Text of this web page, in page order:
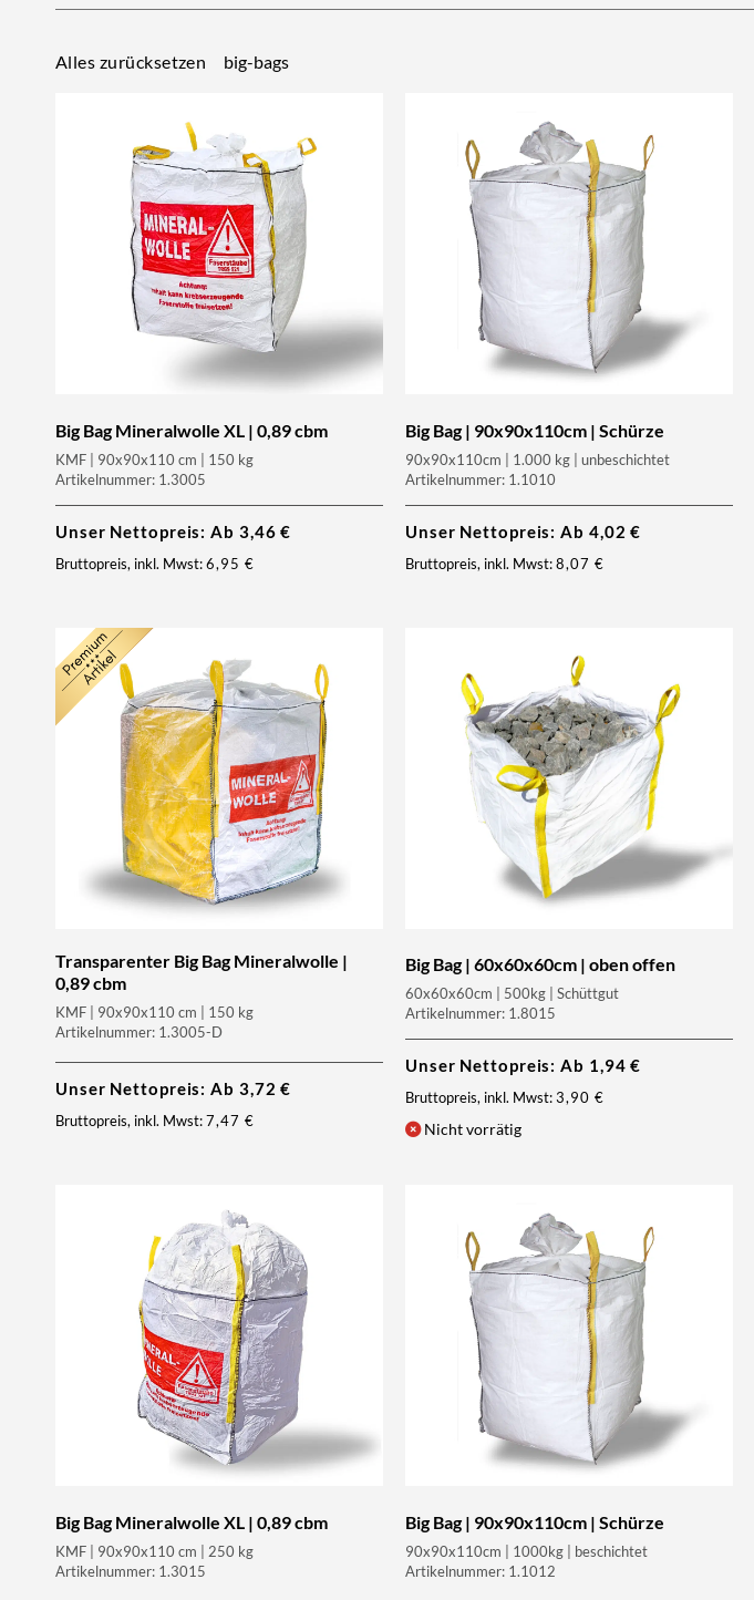
Alles zurücksetzen big-bags
Big Bag Mineralwolle XL | 0,89 cbm
KMF | 90x90x110 cm | 150 kg
Artikelnummer: 1.3005
Unser Nettopreis: Ab 3,46€
Bruttopreis, inkl. Mwst:6,95 €
Big Bag | 90x90x110cm | Schürze
90x90x110cm | 1.000 kg | unbeschichtet
Artikelnummer: 1.1010
Unser Nettopreis: Ab 4,02€
Bruttopreis, inkl. Mwst:8,07 €
Transparenter Big Bag Mineralwolle |
0,89 cbm
KMF | 90x90x110 cm | 150 kg
Artikelnummer: 1.3005-D
Unser Nettopreis: Ab 3,72€
Bruttopreis, inkl. Mwst:7,47 €
Big Bag | 60x60x60cm | oben offen
60x60x60cm | 500kg | Schüttgut
Artikelnummer: 1.8015
Unser Nettopreis: Ab 1,94€
Bruttopreis, inkl. Mwst:3,90 €
Nicht vorrätig
Big Bag Mineralwolle XL | 0,89 cbm
KMF | 90x90x110 cm | 250 kg
Artikelnummer: 1.3015
Big Bag | 90x90x110cm | Schürze
90x90x110cm | 1000kg | beschichtet
Artikelnummer: 1.1012